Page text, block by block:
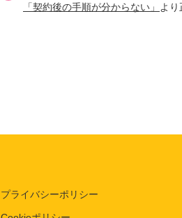
「契約後の手順が分からない」
よ
プライバシーポリシー